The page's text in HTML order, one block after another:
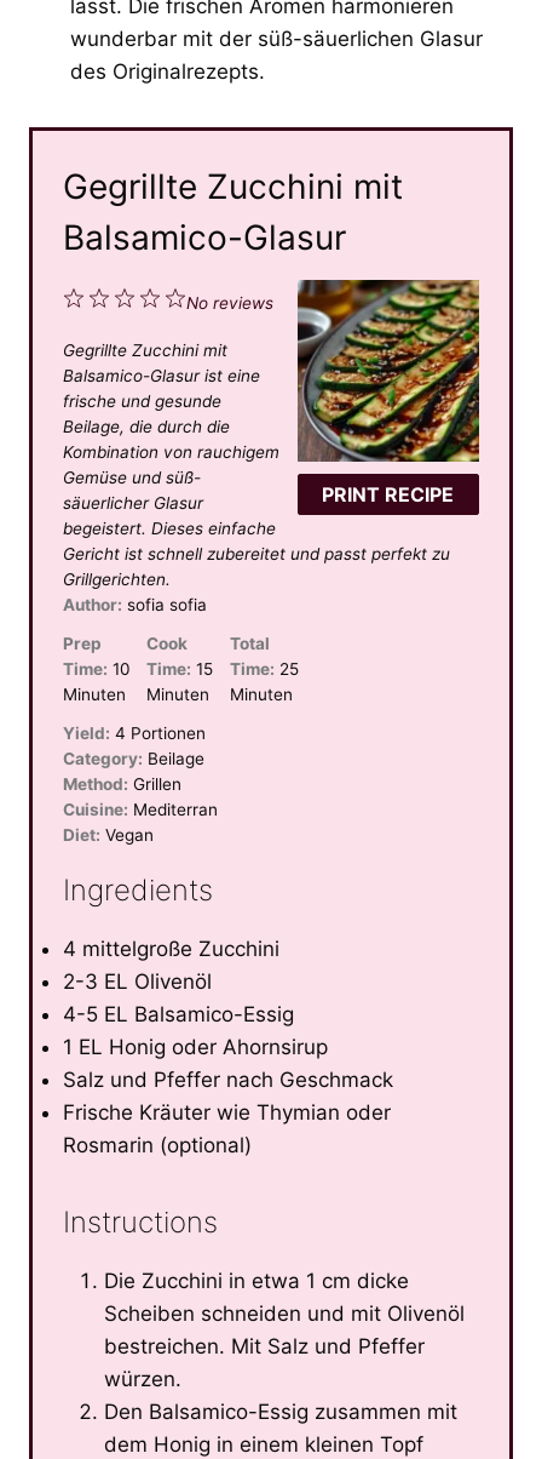
lässt. Die frischen Aromen harmonieren
wunderbar mit der süß-säuerlichen Glasur
des Originalrezepts.
Gegrillte Zucchini mit
Balsamico-Glasur
PRINT RECIPE
5
t
a
r
s
4
t
a
r
s
3
t
a
r
s
2
t
a
r
s
1
t
a
r
No reviews
Gegrillte Zucchini mit
Balsamico-Glasur ist eine
frische und gesunde
Beilage, die durch die
Kombination von rauchigem
Gemüse und süß-
säuerlicher Glasur
begeistert. Dieses einfache
Gericht ist schnell zubereitet und passt perfekt zu
Grillgerichten.
Author: sofia sofia
Prep
Time: 10
Minuten
Cook
Time: 15
Minuten
Total
Time: 25
Minuten
Yield: 4 Portionen
Category: Beilage
Method: Grillen
Cuisine: Mediterran
Diet: Vegan
Ingredients
4 mittelgroße Zucchini
2-3 EL Olivenöl
4-5 EL Balsamico-Essig
1 EL Honig oder Ahornsirup
Salz und Pfeffer nach Geschmack
Frische Kräuter wie Thymian oder
Rosmarin (optional)
Instructions
Die Zucchini in etwa 1 cm dicke
Scheiben schneiden und mit Olivenöl
bestreichen. Mit Salz und Pfeffer
würzen.
Den Balsamico-Essig zusammen mit
dem Honig in einem kleinen Topf